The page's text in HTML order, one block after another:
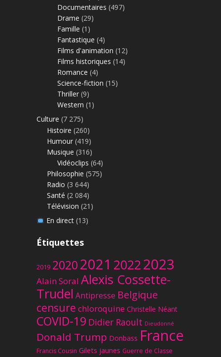
Documentaires (497)
Drame (29)
Famille (1)
Fantastique (4)
Films d'animation (12)
Films historiques (14)
Romance (4)
Science-fiction (15)
Thriller (9)
Western (1)
Culture (7 275)
Histoire (260)
Humour (419)
Musique (316)
Vidéoclips (64)
Philosophie (575)
Radio (3 644)
Santé (2 084)
Télévision (21)
En direct(13)
Étiquettes
2019 20202021 20222023
Alain Soral Alexis Cossette-
Trudel Antipresse Belgique
censure chloroquine Christelle Néant
COVID-19 Didier Raoult Dieudonné
Donald Trump Donbass France
Francis Cousin Gilets jaunes Guerre de Classe